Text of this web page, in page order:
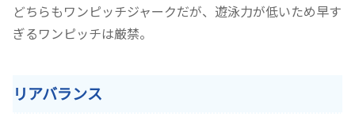
どちらもワンピッチジャークだが、遊泳力が低いため早す
ぎるワンピッチは厳禁。
リアバランス